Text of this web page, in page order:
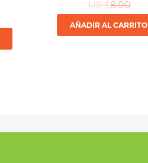
US $8.00
AÑADIR AL CARRITO